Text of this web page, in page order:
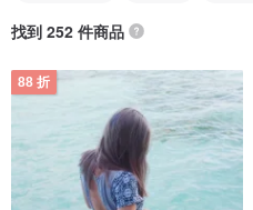
找到 252 件商品
88 折